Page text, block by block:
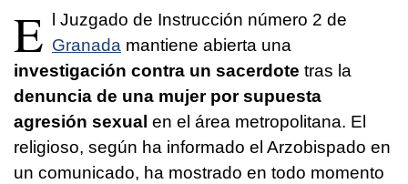
E
l Juzgado de Instrucción número 2 de
Granada mantiene abierta una
investigación contra un sacerdote tras la
denuncia de una mujer por supuesta
agresión sexual en el área metropolitana. El
religioso, según ha informado el Arzobispado en
un comunicado, ha mostrado en todo momento